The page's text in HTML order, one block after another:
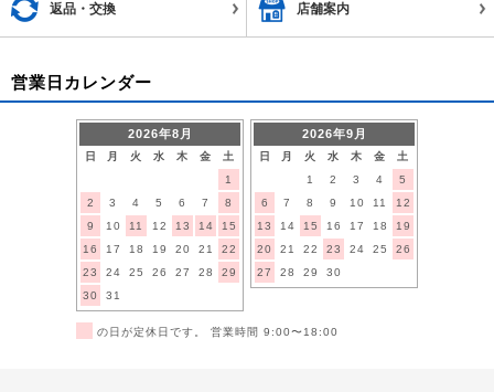
返品・交換 店舗案内
営業日カレンダー
2026年8月
日 月 火 水 木 金
土
1
2
3 4 5 6 7
8
9
10 11 12 13 14
15
16
17 18 19 20 21
22
23
24 25 26 27 28
29
30
31
2026年9月
日 月 火 水 木 金
土
1
2 3 4
5
6
7 8 9 10 11
12
13
14 15 16 17 18
19
20
21 22 23 24 25
26
27
28 29 30
の日が定休日です。 営業時間 9:00〜18:00